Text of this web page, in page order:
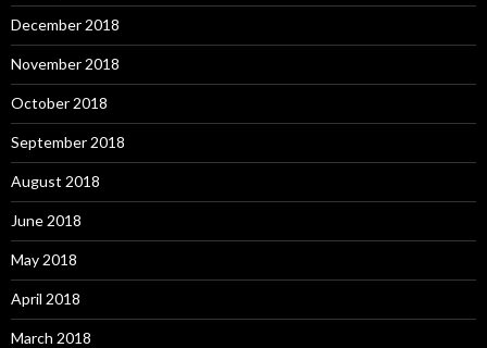
December 2018
November 2018
October 2018
September 2018
August 2018
June 2018
May 2018
April 2018
March 2018